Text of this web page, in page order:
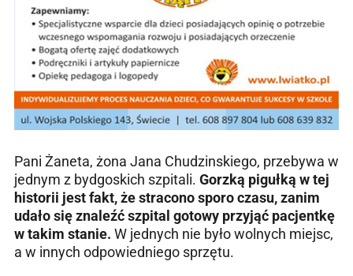
Pani Żaneta, żona Jana Chudzinskiego, przebywa w
jednym z bydgoskich szpitali. Gorzką pigułką w tej
historii jest fakt, że stracono sporo czasu, zanim
udało się znaleźć szpital gotowy przyjąć pacjentkę
w takim stanie. W jednych nie było wolnych miejsc,
a w innych odpowiedniego sprzętu.